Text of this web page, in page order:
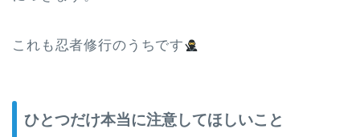
これも忍者修行のうちです
ひとつだけ本当に注意してほしいこと